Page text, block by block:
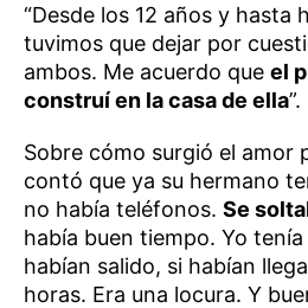
“Desde los 12 años y hasta
tuvimos que dejar por
ambos. Me acuerdo que el
construí en la casa de ella”.
Sobre cómo surgió el amor
contó que ya su hermano
no había teléfonos. Se
había buen tiempo. Yo
habían salido, si habían
horas. Era una locura. Y